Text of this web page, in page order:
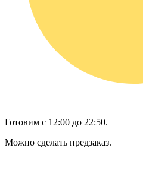
Готовим с 12:00 до 22:50.
Можно сделать предзаказ.